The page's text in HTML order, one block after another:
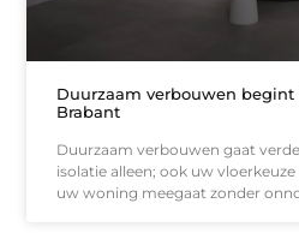
Duurzaam verbouwen
Brabant
Duurzaam verbouwen gaat
isolatie alleen; ook uw
uw woning meegaat zonder